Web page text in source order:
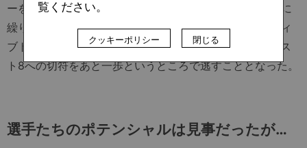
ーを食らって決勝点を奪われた。日本はベルギーが最後に
繰り出した高さ、そして彼らの最大の武器であるポジティ
ブトランジション（守→攻）の破壊力に屈する形で、ベス
ト8への切符をあと一歩というところで逃すこととなった。
選手たちのポテンシャルは見事だったが…
覧ください。
クッキーポリシー 閉じる